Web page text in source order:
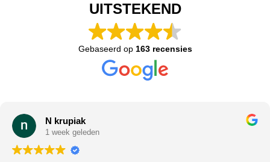
UITSTEKEND
Gebaseerd op 163 recensies
N krupiak
1 week geleden